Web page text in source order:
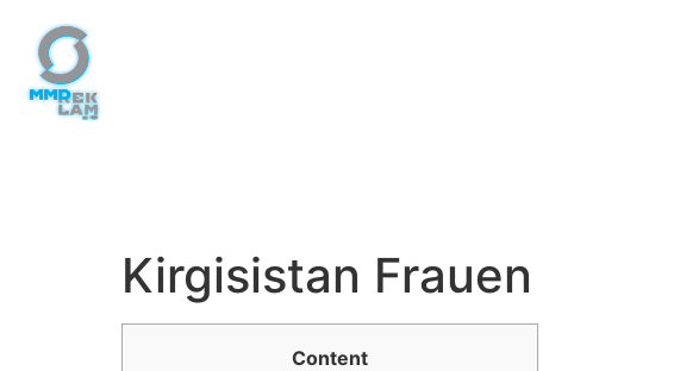
Kirgisistan Frauen
Content